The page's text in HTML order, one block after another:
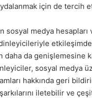
için de tercih
sosyal medya
etkileşimde
da genişlemesine
sosyal medya
hakkında geri
iletebilir ve